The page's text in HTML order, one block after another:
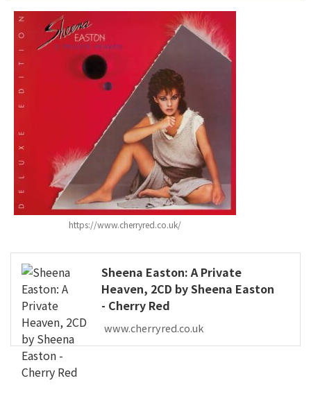
https://www.cherryred.co.uk/
Sheena Easton: A Private
Heaven, 2CD by Sheena Easton
- Cherry Red
www.cherryred.co.uk